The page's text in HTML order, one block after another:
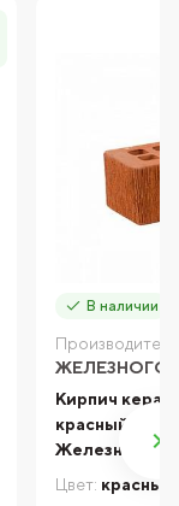
В наличии
Кирпич
красный
Цвет: красный